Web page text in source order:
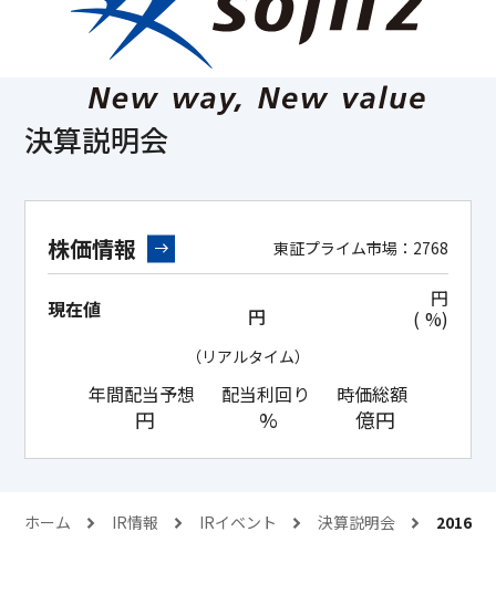
決算説明会
株価情報 東証プライム市場：2768
現在値 円
円
( %)
（リアルタイム）
年間配当予想
円
配当利回り
%
時価総額
億円
ホーム IR情報 IRイベント 決算説明会 2016年